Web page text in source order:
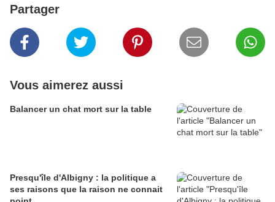
Partager
Vous aimerez aussi
Balancer un chat mort sur la table
Presqu'île d'Albigny : la politique a
ses raisons que la raison ne connait